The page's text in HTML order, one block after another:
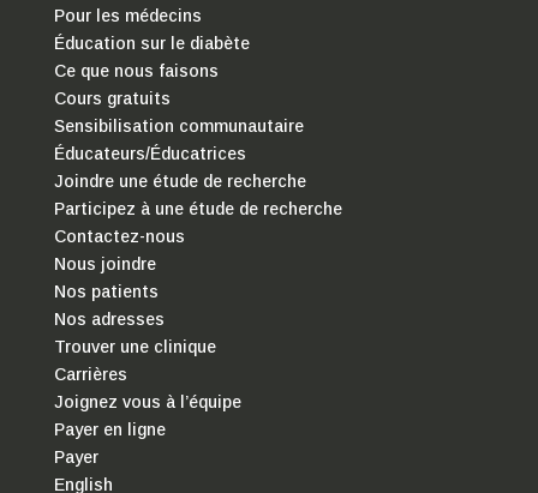
Pour les médecins
Éducation sur le diabète
Ce que nous faisons
Cours gratuits
Sensibilisation communautaire
Éducateurs/Éducatrices
Joindre une étude de recherche
Participez à une étude de recherche
Contactez-nous
Nous joindre
Nos patients
Nos adresses
Trouver une clinique
Carrières
Joignez vous à l’équipe
Payer en ligne
Payer
English